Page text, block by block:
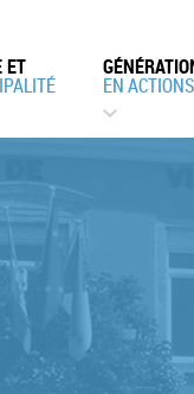
ET
EN ACTIONS